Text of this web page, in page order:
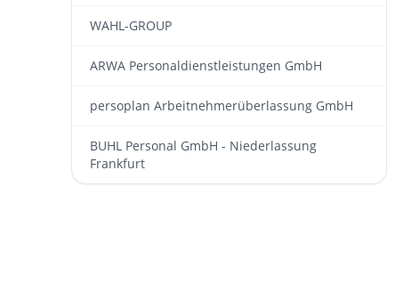
WAHL-GROUP
ARWA Personaldienst­leistungen GmbH
persoplan Arbeitnehmerüberlassung GmbH
BUHL Personal GmbH - Niederlassung
Frankfurt